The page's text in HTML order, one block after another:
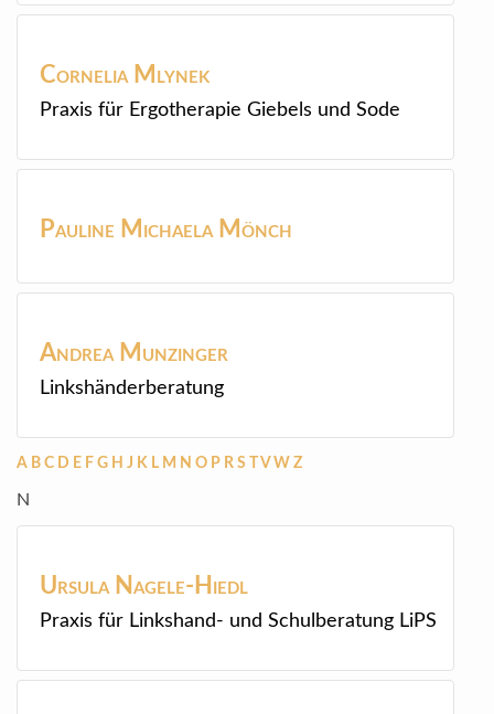
Cornelia Mlynek
Praxis für Ergotherapie Giebels und Sode
Pauline Michaela Mönch
Andrea Munzinger
Linkshänderberatung
A B C D E F G H J K L M N O P R S V W Z
N
Ursula Nagele-Hiedl
Praxis für Linkshand- und Schulberatung LiPS